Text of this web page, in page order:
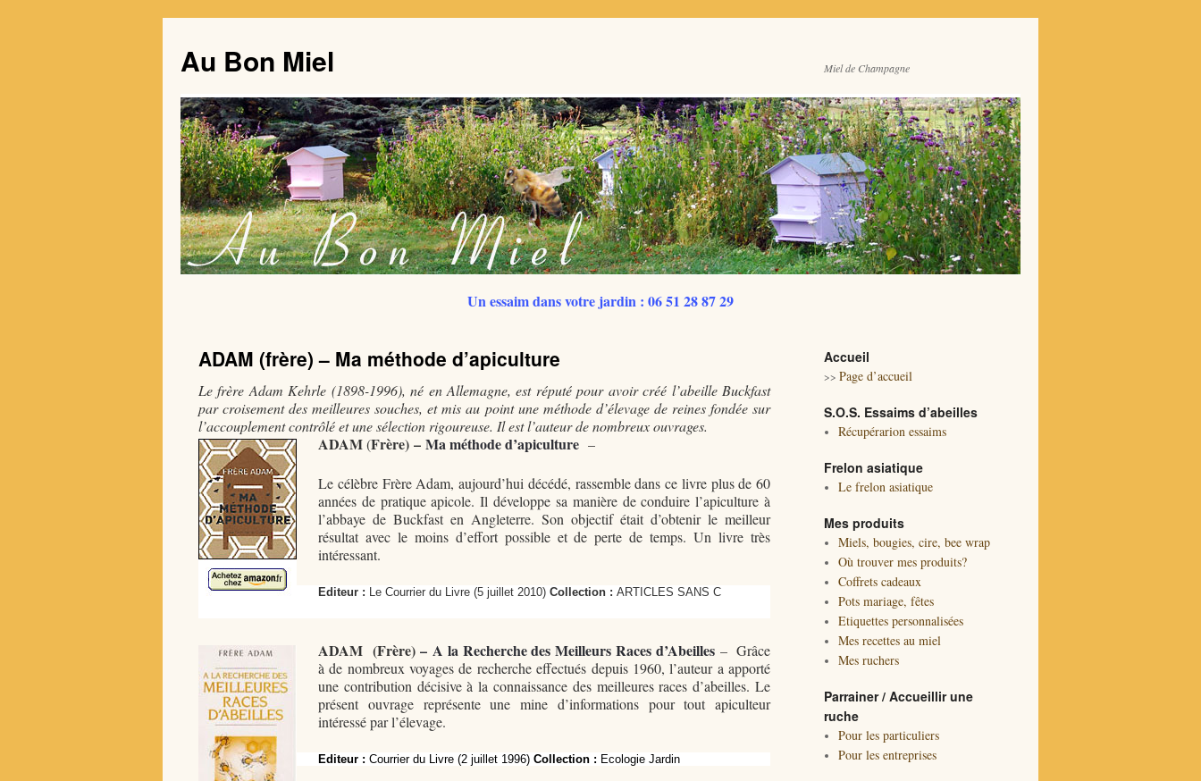
Au Bon Miel Miel de Champagne
Un essaim dans votre jardin : 06 51 28 87 29
ADAM (frère) – Ma méthode d’apiculture
Le frère Adam Kehrle (1898-1996), né en Allemagne, est réputé pour avoir créé l’abeille Buckfast
par croisement des meilleures souches, et mis au point une méthode d’élevage de reines fondée sur
l’accouplement contrôlé et une sélection rigoureuse. Il est l’auteur de nombreux ouvrages.
ADAM(Frère) – Ma méthode d’apiculture –
Le célèbre Frère Adam, aujourd’hui décédé, rassemble dans ce livre plus de 60
années de pratique apicole. Il développe sa manière de conduire l’apiculture à
l’abbaye de Buckfast en Angleterre. Son objectif était d’obtenir le meilleur
résultat avec le moins d’effort possible et de perte de temps. Un livre très
intéressant.
Editeur : Le Courrier du Livre (5 juillet 2010) Collection : ARTICLES SANS C
ADAM (Frère)–A la Recherche des Meilleurs Races d’Abeilles– Grâce
à de nombreux voyages de recherche effectués depuis 1960, l’auteur a apporté
une contribution décisive à la connaissance des meilleures races d’abeilles. Le
présent ouvrage représente une mine d’informations pour tout apiculteur
intéressé par l’élevage.
Editeur : Courrier du Livre (2 juillet 1996) Collection : Ecologie Jardin
Accueil
>> Page d’accueil
S.O.S. Essaims d’abeilles
Récupérarion essaims
Frelon asiatique
Le frelon asiatique
Mes produits
Miels, bougies, cire, bee wrap
Où trouver mes produits?
Coffrets cadeaux
Pots mariage, fêtes
Etiquettes personnalisées
Mes recettes au miel
Mes ruchers
Parrainer / Accueillir une
ruche
Pour les particuliers
Pour les entreprises